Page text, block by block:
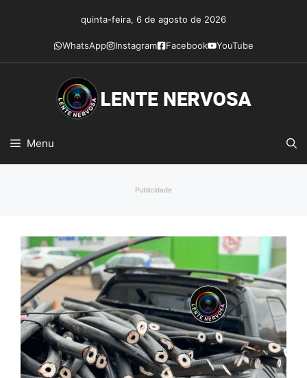
conteúdo
quinta-feira, 6 de agosto de 2026
WhatsApp Instagram Facebook YouTube
Menu
Publicidade